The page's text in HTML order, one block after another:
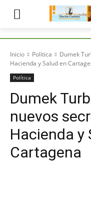
Inicio Política
Dumek
Hacienda y Salud en
Política
Dumek
nuevos
Hacienda y
Cartagena